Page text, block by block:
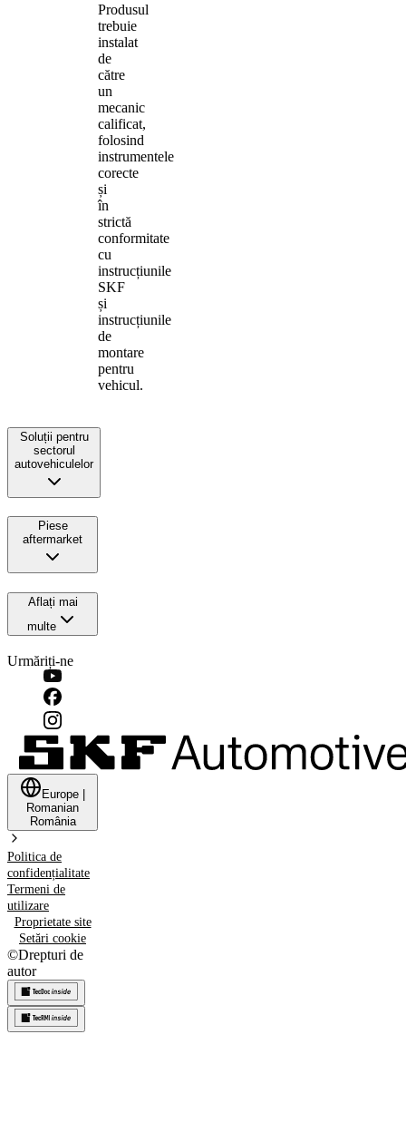
Produsul
trebuie
instalat
de
către
un
mecanic
calificat,
folosind
instrumentele
corecte
și
în
strictă
conformitate
cu
instrucțiunile
SKF
și
instrucțiunile
de
montare
pentru
vehicul.
Soluții pentru
sectorul
autovehiculelor
Piese
aftermarket
Aflați mai
multe
Urmăriți-ne
Europe
Romanian
România
Politica de
confidențialitate
Termeni de
utilizare
Proprietate site
Setări cookie
©Drepturi de
autor